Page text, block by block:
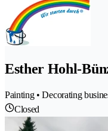
Esther Hohl-
Painting • Decorating
Closed